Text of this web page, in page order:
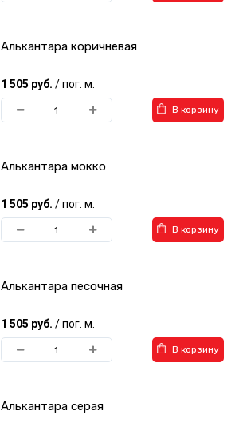
Алькантара коричневая
1 505 руб. / пог. м.
В корзину
Алькантара мокко
1 505 руб. / пог. м.
В корзину
Алькантара песочная
1 505 руб. / пог. м.
В корзину
Алькантара серая